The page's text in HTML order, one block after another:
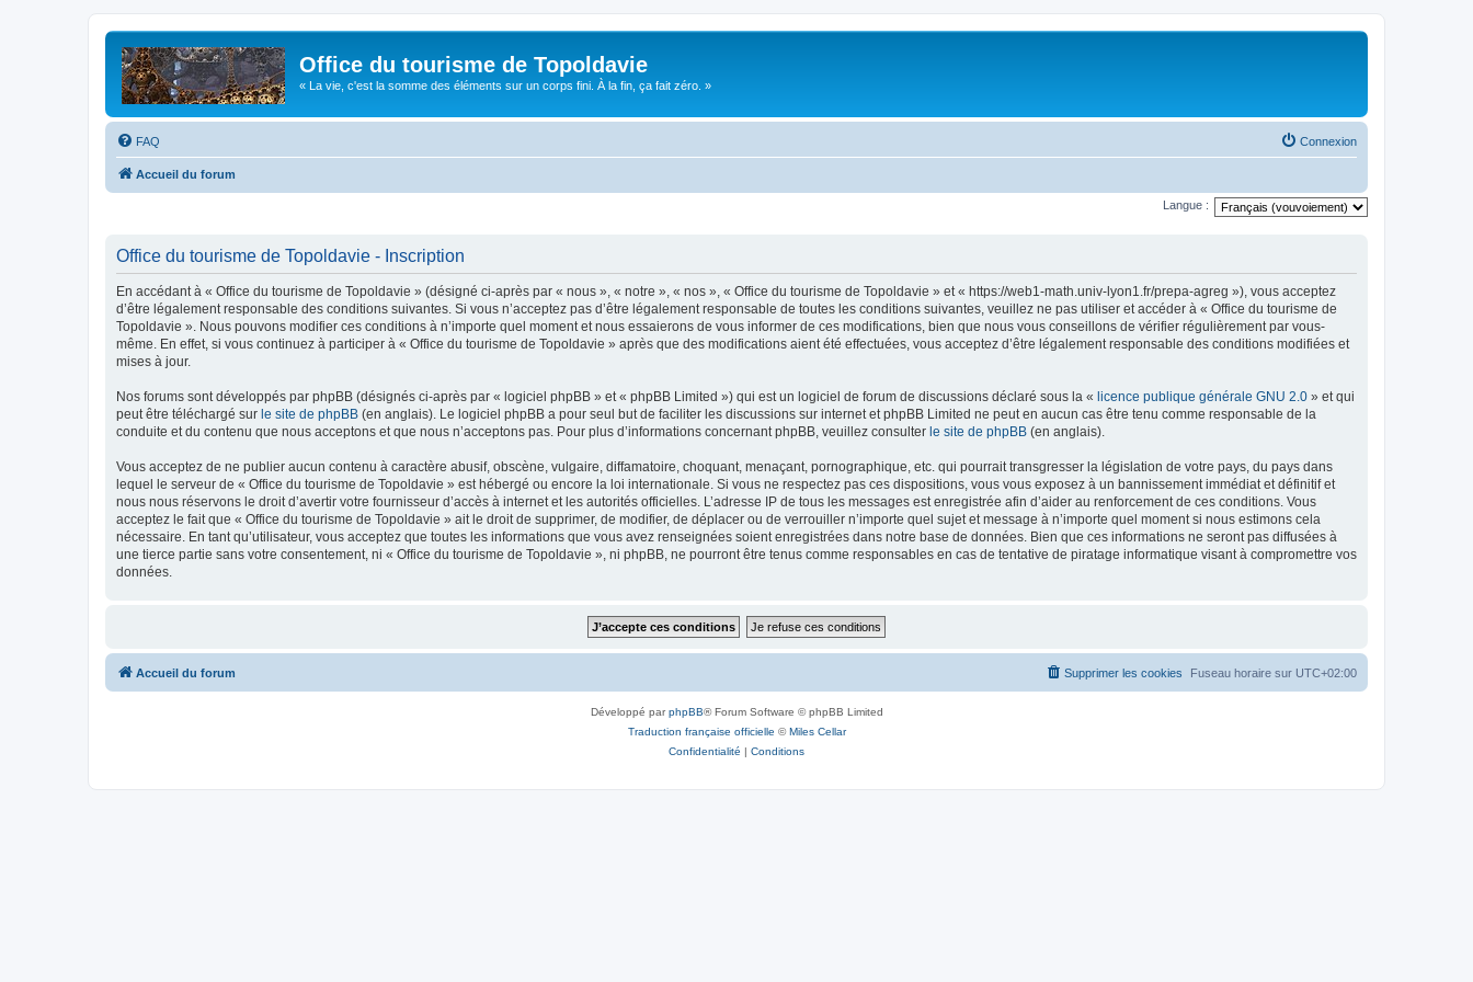
Office du tourisme de Topoldavie
« La vie, c'est la somme des éléments sur un corps fini. À la fin, ça fait zéro. »
FAQ Connexion
Accueil du forum
Langue :
Office du tourisme de Topoldavie - Inscription
En accédant à « Office du tourisme de Topoldavie » (désigné ci-après par « nous », « notre », « nos », « Office du tourisme de Topoldavie » et « https://web1-math.univ-lyon1.fr/prepa-agreg »), vous acceptez
d’être légalement responsable des conditions suivantes. Si vous n’acceptez pas d’être légalement responsable de toutes les conditions suivantes, veuillez ne pas utiliser et accéder à « Office du tourisme de
Topoldavie ». Nous pouvons modifier ces conditions à n’importe quel moment et nous essaierons de vous informer de ces modifications, bien que nous vous conseillons de vérifier régulièrement par vous-
même. En effet, si vous continuez à participer à « Office du tourisme de Topoldavie » après que des modifications aient été effectuées, vous acceptez d’être légalement responsable des conditions modifiées et
mises à jour.
Nos forums sont développés par phpBB (désignés ci-après par « logiciel phpBB » et « phpBB Limited ») qui est un logiciel de forum de discussions déclaré sous la « licence publique générale GNU 2.0 » et qui
peut être téléchargé sur le site de phpBB (en anglais). Le logiciel phpBB a pour seul but de faciliter les discussions sur internet et phpBB Limited ne peut en aucun cas être tenu comme responsable de la
conduite et du contenu que nous acceptons et que nous n’acceptons pas. Pour plus d’informations concernant phpBB, veuillez consulter le site de phpBB (en anglais).
Vous acceptez de ne publier aucun contenu à caractère abusif, obscène, vulgaire, diffamatoire, choquant, menaçant, pornographique, etc. qui pourrait transgresser la législation de votre pays, du pays dans
lequel le serveur de « Office du tourisme de Topoldavie » est hébergé ou encore la loi internationale. Si vous ne respectez pas ces dispositions, vous vous exposez à un bannissement immédiat et définitif et
nous nous réservons le droit d’avertir votre fournisseur d’accès à internet et les autorités officielles. L’adresse IP de tous les messages est enregistrée afin d’aider au renforcement de ces conditions. Vous
acceptez le fait que « Office du tourisme de Topoldavie » ait le droit de supprimer, de modifier, de déplacer ou de verrouiller n’importe quel sujet et message à n’importe quel moment si nous estimons cela
nécessaire. En tant qu’utilisateur, vous acceptez que toutes les informations que vous avez renseignées soient enregistrées dans notre base de données. Bien que ces informations ne seront pas diffusées à
une tierce partie sans votre consentement, ni « Office du tourisme de Topoldavie », ni phpBB, ne pourront être tenus comme responsables en cas de tentative de piratage informatique visant à compromettre vos
données.
Accueil du forum Fuseau horaire sur UTC+02:00
Supprimer les cookies
Développé parphpBB® Forum Software © phpBB Limited
Traduction française officielle ©Miles Cellar
Confidentialité | Conditions